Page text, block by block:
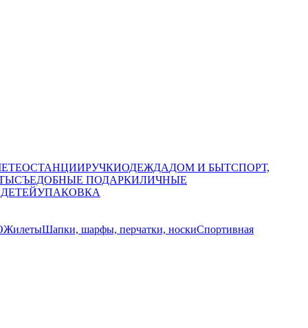
РУЧКИОДЕЖДАДОМ И БЫТСПОРТ,
СЪЕДОБНЫЕ ПОДАРКИЛИЧНЫЕ
УПАКОВКА
ЖилетыШапки, шарфы, перчатки, носкиСпортивная